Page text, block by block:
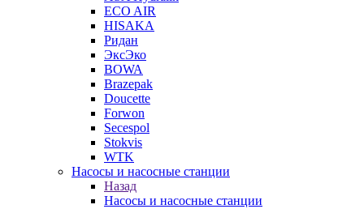
ECO AIR
HISAKA
Ридан
ЭксЭко
BOWA
Brazepak
Doucette
Forwon
Secespol
Stokvis
WTK
Насосы и насосные станции
Назад
Насосы и насосные станции